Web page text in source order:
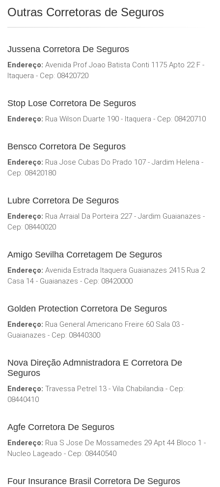
Outras Corretoras de Seguros
Jussena Corretora De Seguros
Endereço: Avenida Prof Joao Batista Conti 1175 Apto 22 F -
Itaquera - Cep: 08420720
Stop Lose Corretora De Seguros
Endereço: Rua Wilson Duarte 190 - Itaquera - Cep: 08420710
Bensco Corretora De Seguros
Endereço: Rua Jose Cubas Do Prado 107 - Jardim Helena -
Cep: 08420180
Lubre Corretora De Seguros
Endereço: Rua Arraial Da Porteira 227 - Jardim Guaianazes -
Cep: 08440020
Amigo Sevilha Corretagem De Seguros
Endereço: Avenida Estrada Itaquera Guaianazes 2415 Rua 2
Casa 14 - Guaianazes - Cep: 08420000
Golden Protection Corretora De Seguros
Endereço: Rua General Americano Freire 60 Sala 03 -
Guaianazes - Cep: 08440300
Nova Direção Admnistradora E Corretora De
Seguros
Endereço: Travessa Petrel 13 - Vila Chabilandia - Cep:
08440410
Agfe Corretora De Seguros
Endereço: Rua S Jose De Mossamedes 29 Apt 44 Bloco 1 -
Nucleo Lageado - Cep: 08440540
Four Insurance Brasil Corretora De Seguros